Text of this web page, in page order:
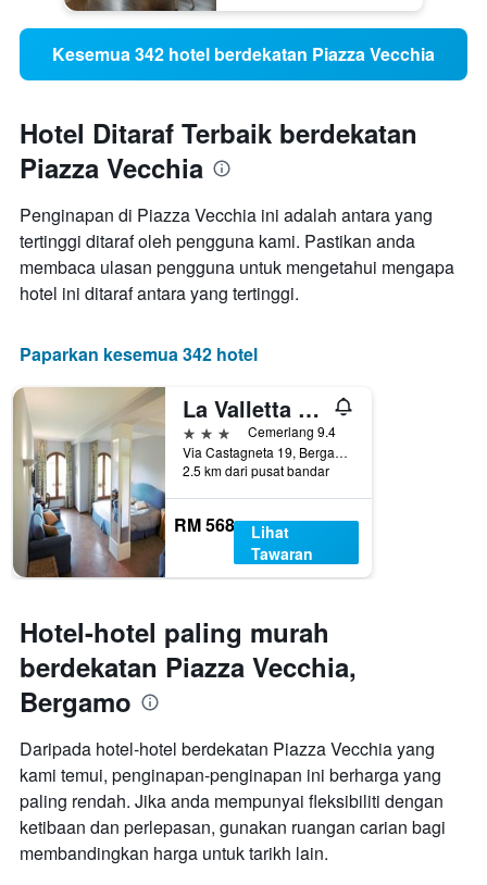
Kesemua 342 hotel berdekatan Piazza Vecchia
Hotel Ditaraf Terbaik berdekatan
Piazza Vecchia
Penginapan di Piazza Vecchia ini adalah antara yang
tertinggi ditaraf oleh pengguna kami. Pastikan anda
membaca ulasan pengguna untuk mengetahui mengapa
hotel ini ditaraf antara yang tertinggi.
Paparkan kesemua 342 hotel
La Valletta Relais
3 bintangCemerlang 9.4
Via Castagneta 19, Bergamo, Bergamo, Itali
2.5 km dari pusat bandar
RM 568
Lihat
Tawaran
Hotel-hotel paling murah
berdekatan Piazza Vecchia,
Bergamo
Daripada hotel-hotel berdekatan Piazza Vecchia yang
kami temui, penginapan-penginapan ini berharga yang
paling rendah. Jika anda mempunyai fleksibiliti dengan
ketibaan dan perlepasan, gunakan ruangan carian bagi
membandingkan harga untuk tarikh lain.